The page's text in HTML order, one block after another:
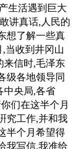
生活遇到巨大
讲真话, 人民的
想了解一些真
,当收到井冈山
来信时,毛泽东
级各地领导同
中央局,各省
你们在这半个月
究工作,并和我
半个月希望得
我写信,我准给